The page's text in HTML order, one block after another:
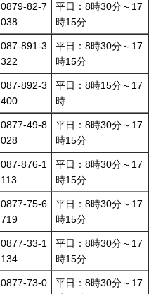
0879-82-7
038
平日：8時30分～17
時15分
087-891-3
322
平日：8時30分～17
時15分
087-892-3
400
平日：8時15分～17
時
0877-49-8
028
平日：8時30分～17
時15分
087-876-1
113
平日：8時30分～17
時15分
0877-75-6
719
平日：8時30分～17
時15分
0877-33-1
134
平日：8時30分～17
時15分
0877-73-0
平日：8時30分～17